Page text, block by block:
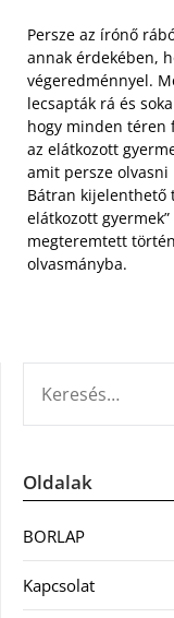
Persze az írónő
annak érdekében,
végeredménnyel.
lecsapták rá és
hogy minden téren
az elátkozott
amit persze
Bátran kijelenthető
elátkozott
megteremtett
olvasmányba.
Oldalak
BORLAP
Kapcsolat